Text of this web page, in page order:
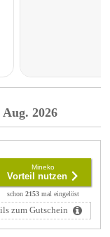
2026
Mineko
Vorteil nutzen
schon 2153mal eingelöst
zum Gutschein